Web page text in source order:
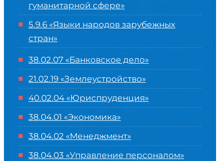
гуманитарной сфере»
5.9.6 «Языки народов зарубежных
стран»
38.02.07 «Банковское дело»
21.02.19 «Землеустройство»
40.02.04 «Юриспруденция»
38.04.01 «Экономика»
38.04.02 «Менеджмент»
38.04.03 «Управление персоналом»